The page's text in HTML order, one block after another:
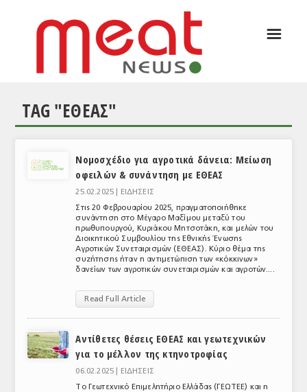
ΕΙΔΗΣΕΙΣ
ΘΕΜΑΤΑ
ΕΥΡΩΠΑΪΚΕΣ ΑΠΟΦΑΣΕΙΣ
ΕΜΠΟΡΙΚΟΣ ΚΑΤΑΛΟΓΟΣ
ΠΑΡΑΓΩΓΗ & ΕΜΠΟΡΙΑ
☰
TAG "ΕΘΕΑΣ"
Νομοσχέδιο για αγροτικά δάνεια: Μείωση
οφειλών & συνάντηση με ΕΘΕΑΣ
25.02.2025 |
ΕΙΔΗΣΕΙΣ
Στις 20 Φεβρουαρίου 2025, πραγματοποιήθηκε
συνάντηση στο Μέγαρο Μαξίμου μεταξύ του
πρωθυπουργού, Κυριάκου Μητσοτάκη, και μελών του
Διοικητικού Συμβουλίου της Εθνικής Ένωσης
Αγροτικών Συνεταιρισμών (ΕΘΕΑΣ). Κύριο θέμα της
συζήτησης ήταν η αντιμετώπιση των «κόκκινων»
δανείων των αγροτικών συνεταιρισμών και αγροτών....
Read Full Article
Αντίθετες θέσεις ΕΘΕΑΣ και γεωτεχνικών
για το μέλλον της κτηνοτροφίας
06.02.2025 |
ΕΙΔΗΣΕΙΣ
Το Γεωτεχνικό Επιμελητήριο Ελλάδας (ΓΕΩΤΕΕ) και η